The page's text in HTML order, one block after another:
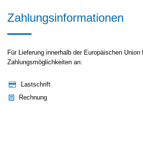
Zahlungsinformationen
Für Lieferung innerhalb der Europäischen Union
Zahlungsmöglichkeiten an:
Lastschrift
Rechnung